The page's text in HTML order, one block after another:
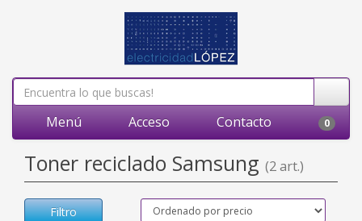
Menú Acceso Contacto 0
Toner reciclado Samsung (2 art.)
Filtro